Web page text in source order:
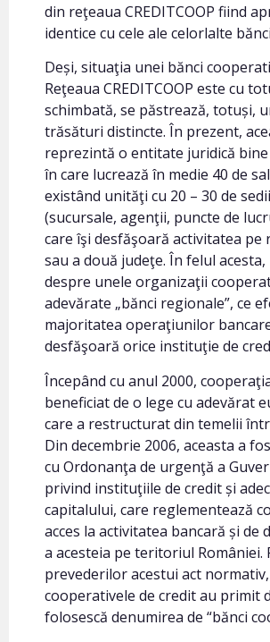
din reţeaua CREDITCOOP fiind
identice cu cele ale celorlalte
Deși, situaţia unei bănci
Reţeaua CREDITCOOP este cu
schimbată, se păstrează, totuși,
trăsături distincte. În prezent,
reprezintă o entitate juridică
în care lucrează în medie 40 de
existând unităţi cu 20 – 30 de
(sucursale, agenţii, puncte de
care îşi desfăşoară activitatea pe
sau a două judeţe. În felul
despre unele organizaţii
adevărate „bănci regionale”, ce
majoritatea operaţiunilor
desfăşoară orice instituţie de
Începând cu anul 2000,
beneficiat de o lege cu adevărat
care a restructurat din temelii
Din decembrie 2006, aceasta a
cu Ordonanţa de urgenţă a
privind instituţiile de credit și
capitalului, care reglementează
acces la activitatea bancară și de
a acesteia pe teritoriul României.
prevederilor acestui act normativ,
cooperativele de credit au primit
folosescă denumirea de “bănci